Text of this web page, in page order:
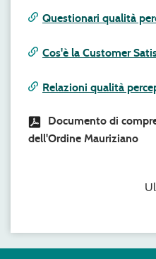
Questionari qualità
Cos'è la Customer
Relazioni qualità
Documento di
dell'Ordine Mauriziano